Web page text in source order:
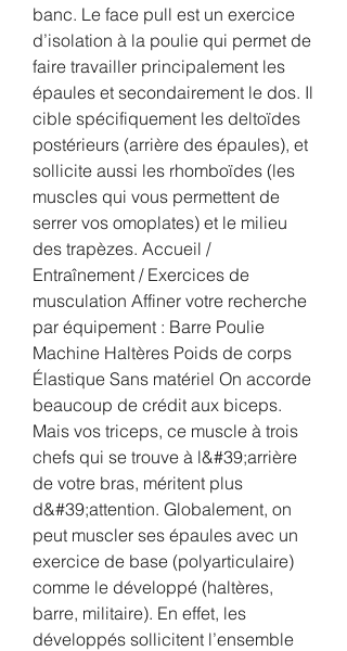
banc. Le face pull est un exercice
d’isolation à la poulie qui permet de
faire travailler principalement les
épaules et secondairement le dos. Il
cible spécifiquement les deltoïdes
postérieurs (arrière des épaules), et
sollicite aussi les rhomboïdes (les
muscles qui vous permettent de
serrer vos omoplates) et le milieu
des trapèzes. Accueil /
Entraînement / Exercices de
musculation Affiner votre recherche
par équipement : Barre Poulie
Machine Haltères Poids de corps
Élastique Sans matériel On accorde
beaucoup de crédit aux biceps.
Mais vos triceps, ce muscle à trois
chefs qui se trouve à l&#39;arrière
de votre bras, méritent plus
d&#39;attention. Globalement, on
peut muscler ses épaules avec un
exercice de base (polyarticulaire)
comme le développé (haltères,
barre, militaire). En effet, les
développés sollicitent l’ensemble